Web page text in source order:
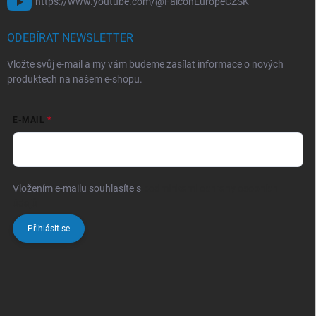
ODEBÍRAT NEWSLETTER
Vložte svůj e-mail a my vám budeme zasílat informace o nových
produktech na našem e-shopu.
E-MAIL
Vložením e-mailu souhlasíte s
Přihlásit se